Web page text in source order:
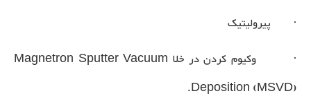
· پیرولیتیک
· وکیوم کردن در خلا Magnetron Sputter Vacuum
Deposition (MSVD).